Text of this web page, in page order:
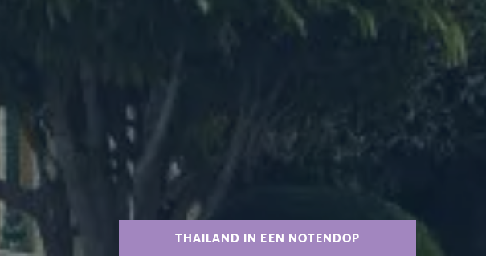
THAILAND IN EEN NOTENDOP